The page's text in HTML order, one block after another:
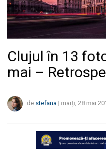
Clujul în 13
mai –
de stefana | marți, 28 mai